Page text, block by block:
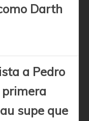
Darth
a Pedro
primera
supe que